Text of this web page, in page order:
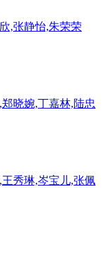
,张静怡,朱荣荣
晓婉,丁嘉林,陆忠
秀琳,岑宝儿,张佩